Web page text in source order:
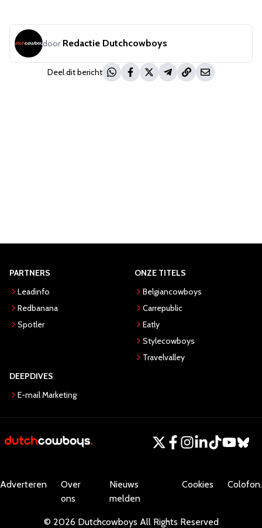
door Redactie Dutchcowboys
Deel dit bericht
PARTNERS
Leadinfo
Redbanana
Spotler
ONZE TITELS
Belgiancowboys
Carrepublic
Eatly
Stylecowboys
Travelvalley
DEEPDIVES
E-mail Marketing
Adverteren
Over
ons
Nieuws
melden
Cookies Colofon.
© 2026 Dutchcowboys All Rights Reserved